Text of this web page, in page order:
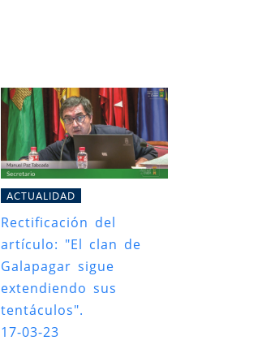
ACTUALIDAD
Rectificación del
artículo: "El clan de
Galapagar sigue
extendiendo sus
tentáculos".
17-03-23